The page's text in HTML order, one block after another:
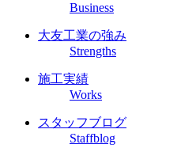
Business
大友工業の強み
Strengths
施工実績
Works
スタッフブログ
Staffblog